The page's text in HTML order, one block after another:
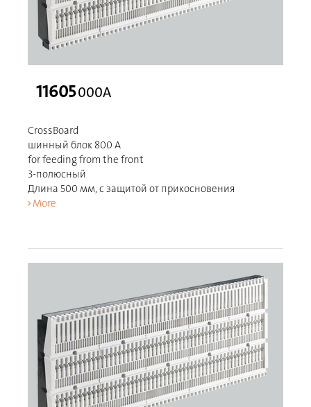
11605000A
CrossBoard
шинный блок 800 A
for feeding from the front
3-полюсный
Длина 500 мм, с защитой от прикосновения
More